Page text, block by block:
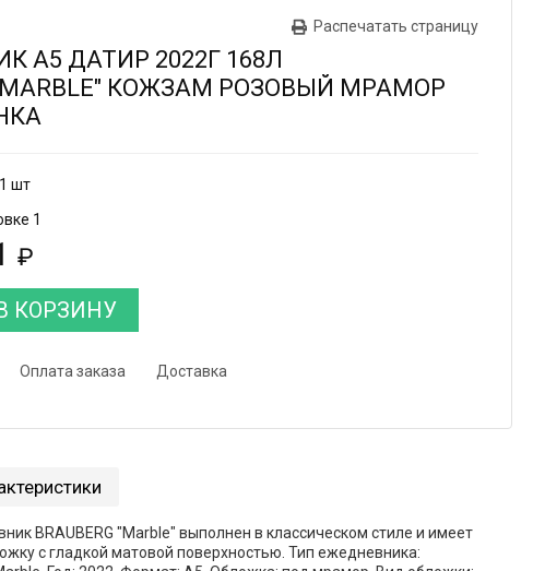
Распечатать страницу
А5 ДАТИР 2022Г 168Л
КОЖЗАМ РОЗОВЫЙ МРАМОР
1 шт
1
₽
КОРЗИНУ
Оплата заказа Доставка
BRAUBERG "Marble" выполнен в классическом стиле и имеет
с гладкой матовой поверхностью. Тип ежедневника: